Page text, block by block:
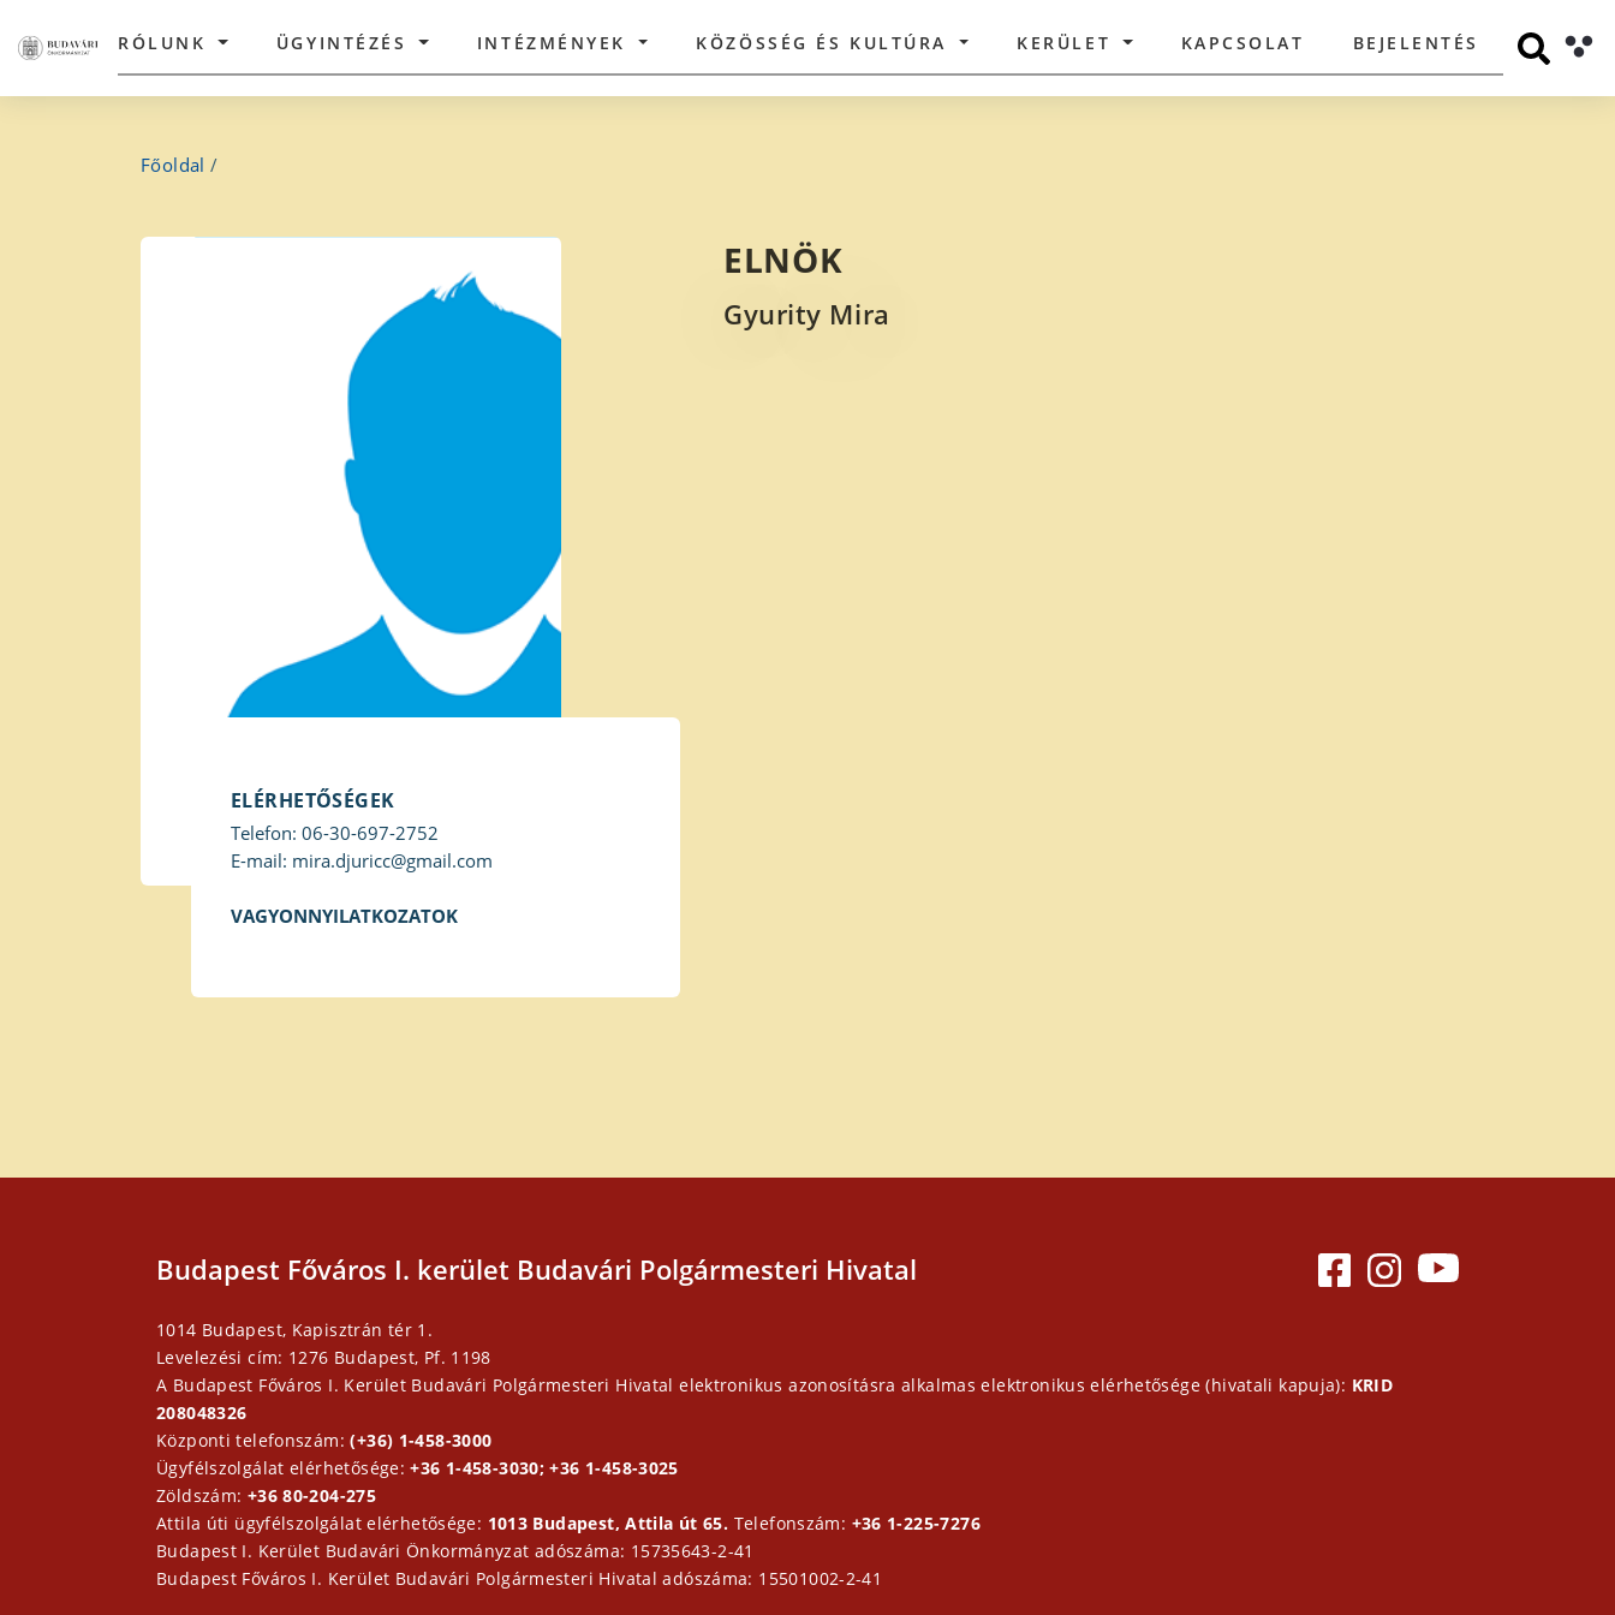
RÓLUNK ÜGYINTÉZÉS INTÉZMÉNYEK KÖZÖSSÉG ÉS KULTÚRA KERÜLET KAPCSOLAT BEJELENTÉS
Főoldal /
ELÉRHETŐSÉGEK
Telefon: 06-30-697-2752
E-mail: mira.djuricc@gmail.com
VAGYONNYILATKOZATOK
ELNÖK
Gyurity Mira
Budapest Főváros I. kerület Budavári Polgármesteri Hivatal
1014 Budapest, Kapisztrán tér 1.
Levelezési cím: 1276 Budapest, Pf. 1198
A Budapest Főváros I. Kerület Budavári Polgármesteri Hivatal elektronikus azonosításra alkalmas elektronikus elérhetősége (hivatali kapuja): KRID
208048326
Központi telefonszám:(+36) 1-458-3000
Ügyfélszolgálat elérhetősége:+36 1-458-3030; +36 1-458-3025
Zöldszám: +36 80-204-275
Attila úti ügyfélszolgálat elérhetősége: 1013 Budapest, Attila út 65. Telefonszám: +36 1-225-7276
Budapest I. Kerület Budavári Önkormányzat adószáma: 15735643-2-41
Budapest Főváros I. Kerület Budavári Polgármesteri Hivatal adószáma: 15501002-2-41